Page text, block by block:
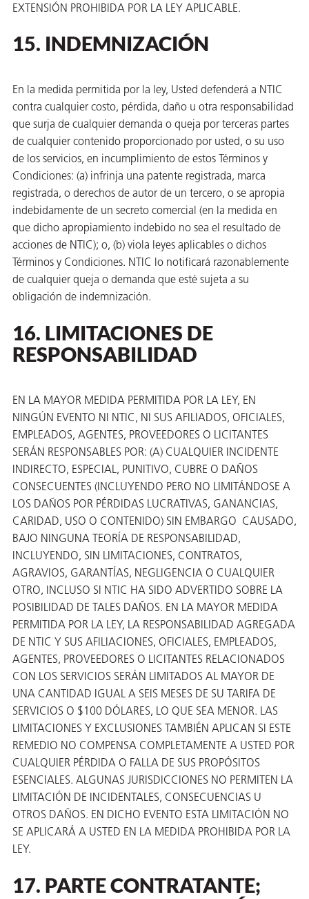
EXTENSIÓN PROHIBIDA POR LA LEY APLICABLE.
15. INDEMNIZACIÓN
En la medida permitida por la ley, Usted defenderá a NTIC
contra cualquier costo, pérdida, daño u otra responsabilidad
que surja de cualquier demanda o queja por terceras partes
de cualquier contenido proporcionado por usted, o su uso
de los servicios, en incumplimiento de estos Términos y
Condiciones: (a) infrinja una patente registrada, marca
registrada, o derechos de autor de un tercero, o se apropia
indebidamente de un secreto comercial (en la medida en
que dicho apropiamiento indebido no sea el resultado de
acciones de NTIC); o, (b) viola leyes aplicables o dichos
Términos y Condiciones. NTIC lo notificará razonablemente
de cualquier queja o demanda que esté sujeta a su
obligación de indemnización.
16. LIMITACIONES DE
RESPONSABILIDAD
EN LA MAYOR MEDIDA PERMITIDA POR LA LEY, EN
NINGÚN EVENTO NI NTIC, NI SUS AFILIADOS, OFICIALES,
EMPLEADOS, AGENTES, PROVEEDORES O LICITANTES
SERÁN RESPONSABLES POR: (A) CUALQUIER INCIDENTE
INDIRECTO, ESPECIAL, PUNITIVO, CUBRE O DAÑOS
CONSECUENTES (INCLUYENDO PERO NO LIMITÁNDOSE A
LOS DAÑOS POR PÉRDIDAS LUCRATIVAS, GANANCIAS,
CARIDAD, USO O CONTENIDO) SIN EMBARGO CAUSADO,
BAJO NINGUNA TEORÍA DE RESPONSABILIDAD,
INCLUYENDO, SIN LIMITACIONES, CONTRATOS,
AGRAVIOS, GARANTÍAS, NEGLIGENCIA O CUALQUIER
OTRO, INCLUSO SI NTIC HA SIDO ADVERTIDO SOBRE LA
POSIBILIDAD DE TALES DAÑOS. EN LA MAYOR MEDIDA
PERMITIDA POR LA LEY, LA RESPONSABILIDAD AGREGADA
DE NTIC Y SUS AFILIACIONES, OFICIALES, EMPLEADOS,
AGENTES, PROVEEDORES O LICITANTES RELACIONADOS
CON LOS SERVICIOS SERÁN LIMITADOS AL MAYOR DE
UNA CANTIDAD IGUAL A SEIS MESES DE SU TARIFA DE
SERVICIOS O $100 DÓLARES, LO QUE SEA MENOR. LAS
LIMITACIONES Y EXCLUSIONES TAMBIÉN APLICAN SI ESTE
REMEDIO NO COMPENSA COMPLETAMENTE A USTED POR
CUALQUIER PÉRDIDA O FALLA DE SUS PROPÓSITOS
ESENCIALES. ALGUNAS JURISDICCIONES NO PERMITEN LA
LIMITACIÓN DE INCIDENTALES, CONSECUENCIAS U
OTROS DAÑOS. EN DICHO EVENTO ESTA LIMITACIÓN NO
SE APLICARÁ A USTED EN LA MEDIDA PROHIBIDA POR LA
LEY.
17. PARTE CONTRATANTE;